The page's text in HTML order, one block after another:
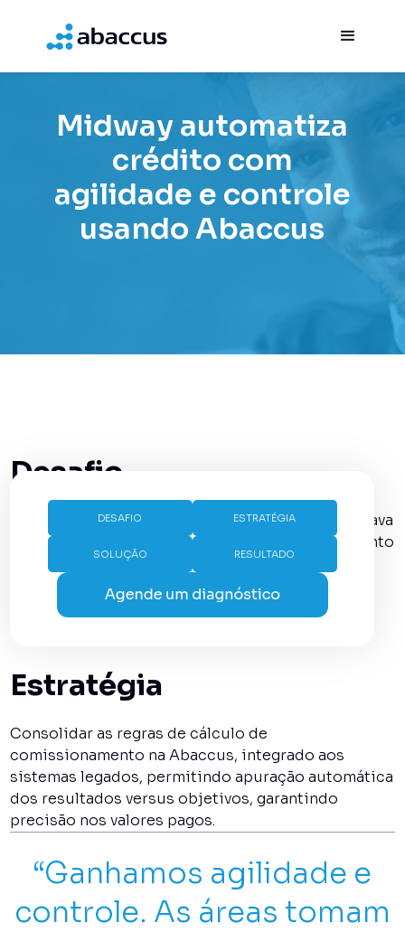
Midway automatiza
crédito com
agilidade e controle
usando Abaccus
Desafio
A Midway, braço financeiro da Riachuelo, enfrentava
dificuldades em conciliar planilhas para pagamento
de comissionamento do time de vendas.
Reclamações constantes de erros e atrasos no
pagamento reduziam a satisfação do time e
Estratégia
Consolidar as regras de cálculo de
comissionamento na Abaccus, integrado aos
sistemas legados, permitindo apuração automática
dos resultados versus objetivos, garantindo
precisão nos valores pagos.
“Ganhamos agilidade e
controle. As áreas tomam
DESAFIO ESTRATÉGIA
SOLUÇÃO RESULTADO